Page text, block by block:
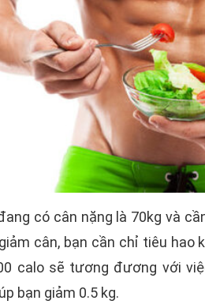
có cân nặng là 70kg và
cân, bạn cần chỉ tiêu hao
calo sẽ tương đương với
bạn giảm 0.5 kg.